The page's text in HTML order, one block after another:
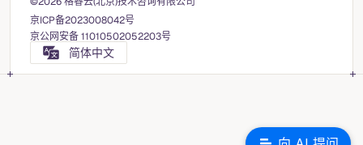
京ICP备2023008042号
京公网安备 11010502052203号
简体中文